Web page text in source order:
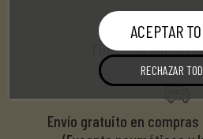
RECHAZAR
ACEPTAR
Financiación
Envío gratuito en